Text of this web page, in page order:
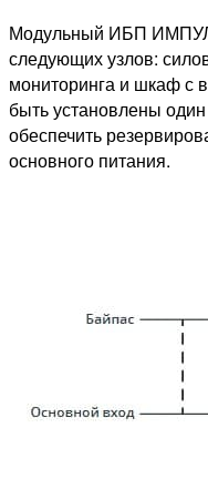
Модульный ИБП
следующих узлов:
мониторинга и шкаф с
быть установлены
обеспечить
основного питания.